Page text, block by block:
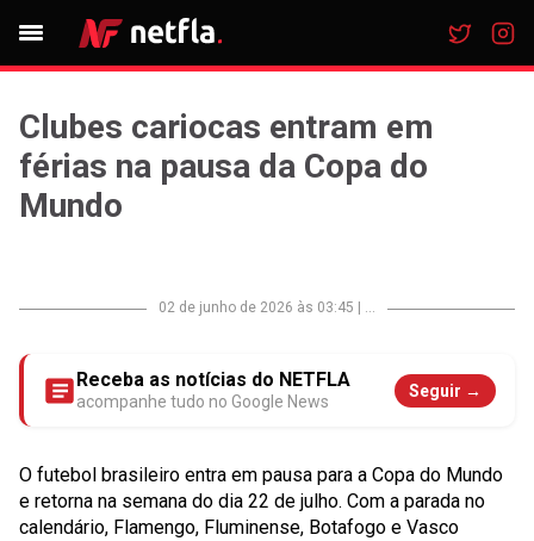
Clubes cariocas entram em
férias na pausa da Copa do
Mundo
02 de junho de 2026 às 03:45 ...
Receba as notícias do NETFLA
acompanhe tudo no Google News
Seguir →
O futebol brasileiro entra em pausa para a Copa do Mundo
e retorna na semana do dia 22 de julho. Com a parada no
calendário, Flamengo, Fluminense, Botafogo e Vasco